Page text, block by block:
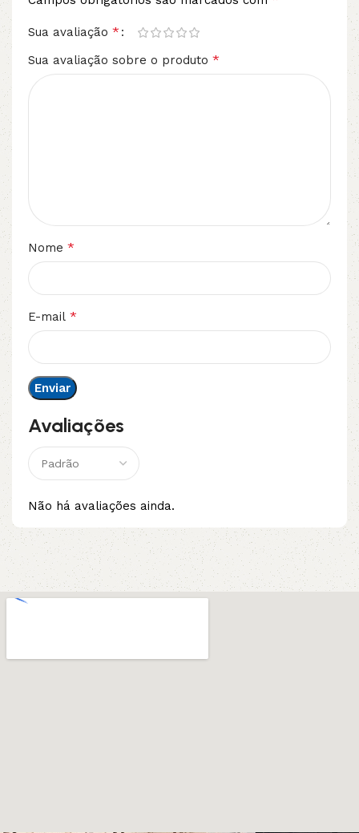
Avaliações
Não há avaliações ainda.
Sua avaliação *
Sua avaliação sobre o produto *
Nome *
E-mail *